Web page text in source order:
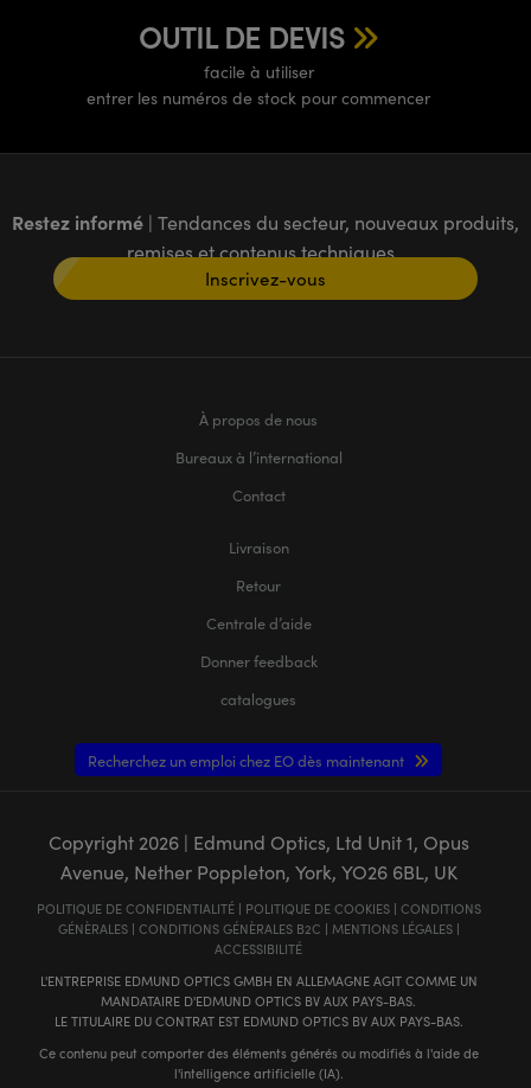
OUTIL DE DEVIS
facile à utiliser
entrer les numéros de stock pour commencer
Restez informé | Tendances du secteur, nouveaux produits,
remises et contenus techniques
Inscrivez-vous
À propos de nous
Bureaux à l’international
Contact
Livraison
Retour
Centrale d’aide
Donner feedback
catalogues
Recherchez un emploi chez EO dès maintenant
Copyright 2026| Edmund Optics, Ltd Unit 1, Opus
Avenue, Nether Poppleton, York, YO26 6BL, UK
POLITIQUE DE CONFIDENTIALITÉ| POLITIQUE DE COOKIES| CONDITIONS
GÉNÈRALES| CONDITIONS GÉNÈRALES B2C | MENTIONS LÉGALES|
ACCESSIBILITÉ
L'ENTREPRISE EDMUND OPTICS GMBH EN ALLEMAGNE AGIT COMME UN
MANDATAIRE D'EDMUND OPTICS BV AUX PAYS-BAS.
LE TITULAIRE DU CONTRAT EST EDMUND OPTICS BV AUX PAYS-BAS.
Ce contenu peut comporter des éléments générés ou modifiés à l'aide de
l'intelligence artificielle (IA).